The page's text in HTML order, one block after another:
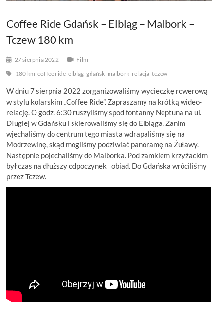
Coffee Ride Gdańsk – Elbląg – Malbork –
Tczew 180 km
27 sierpnia 2022
Film
180 km coffee ride elbląg gdańsk malbork relacja tczew
W dniu 7 sierpnia 2022 zorganizowaliśmy wycieczkę rowerową
w stylu kolarskim „Coffee Ride”. Zapraszamy na krótką wideo-
relację. O godz. 6:30 ruszyliśmy spod fontanny Neptuna na ul.
Długiej w Gdańsku i skierowaliśmy się do Elbląga. Zanim
wjechaliśmy do centrum tego miasta wdrapaliśmy się na
Modrzewinę, skąd mogliśmy podziwiać panoramę na Żuławy.
Następnie pojechaliśmy do Malborka. Pod zamkiem krzyżackim
był czas na dłuższy odpoczynek i obiad. Do Gdańska wróciliśmy
przez Tczew.